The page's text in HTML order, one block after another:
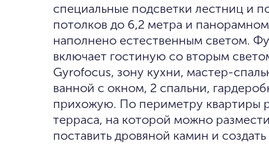
специальные подсветки лестниц и
потолков до 6,2 метра и
наполнено естественным светом.
включает гостиную со вторым
Gyrofocus, зону кухни, мастер-
ванной с окном, 2 спальни,
прихожую. По периметру квартиры
терраса, на которой можно
поставить дровяной камин и